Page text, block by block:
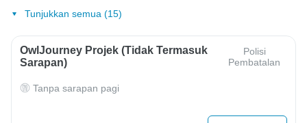
Tunjukkan semua (15)
OwlJourney Projek (Tidak Termasuk
Sarapan)
Polisi
Pembatalan
Tanpa sarapan pagi